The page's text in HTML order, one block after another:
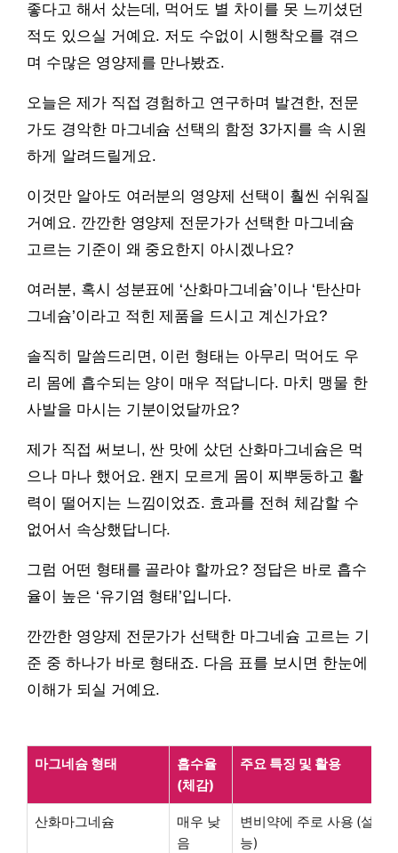
좋다고 해서 샀는데, 먹어도 별 차이를 못 느끼셨던
적도 있으실 거예요. 저도 수없이 시행착오를 겪으
며 수많은 영양제를 만나봤죠.
오늘은 제가 직접 경험하고 연구하며 발견한, 전문
가도 경악한 마그네슘 선택의 함정 3가지를 속 시원
하게 알려드릴게요.
이것만 알아도 여러분의 영양제 선택이 훨씬 쉬워질
거예요. 깐깐한 영양제 전문가가 선택한 마그네슘
고르는 기준이 왜 중요한지 아시겠나요?
여러분, 혹시 성분표에 ‘산화마그네슘’이나 ‘탄산마
그네슘’이라고 적힌 제품을 드시고 계신가요?
솔직히 말씀드리면, 이런 형태는 아무리 먹어도 우
리 몸에 흡수되는 양이 매우 적답니다. 마치 맹물 한
사발을 마시는 기분이었달까요?
제가 직접 써보니, 싼 맛에 샀던 산화마그네슘은 먹
으나 마나 했어요. 왠지 모르게 몸이 찌뿌둥하고 활
력이 떨어지는 느낌이었죠. 효과를 전혀 체감할 수
없어서 속상했답니다.
그럼 어떤 형태를 골라야 할까요? 정답은 바로 흡수
율이 높은 ‘유기염 형태’입니다.
깐깐한 영양제 전문가가 선택한 마그네슘 고르는 기
준 중 하나가 바로 형태죠. 다음 표를 보시면 한눈에
이해가 되실 거예요.
마그네슘 형태
흡수율
(체감)
주요 특징 및 활용
산화마그네슘
매우 낮
음
변비약에 주로 사용 (설사
능)